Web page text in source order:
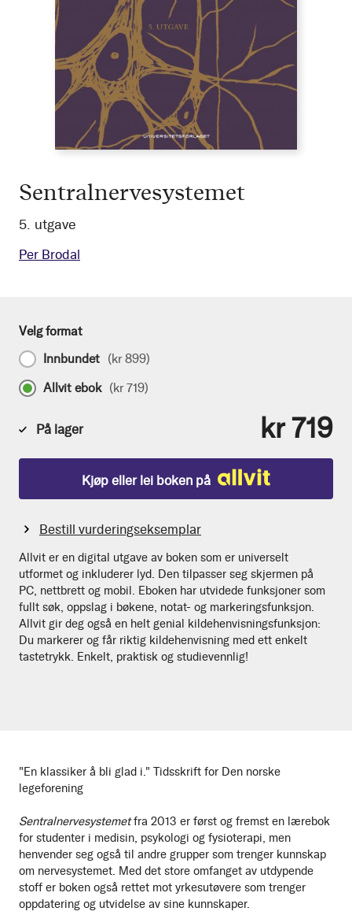
Sentralnervesystemet
5. utgave
Per Brodal
"En klassiker å bli glad i." Tidsskrift for Den norske
legeforening
Sentralnervesystemetfra 2013 er først og fremst en lærebok
for studenter i medisin, psykologi og fysioterapi, men
henvender seg også til andre grupper som trenger kunnskap
om nervesystemet. Med det store omfanget av utdypende
stoff er boken også rettet mot yrkesutøvere som trenger
oppdatering og utvidelse av sine kunnskaper.
Velg format
Innbundet (kr 899)
Allvit ebok (kr 719)
På lager kr 719
Kjøp eller lei boken på
Bestill vurderingseksemplar
Allvit er en digital utgave av boken som er universelt
utformet og inkluderer lyd. Den tilpasser seg skjermen på
PC, nettbrett og mobil. Eboken har utvidede funksjoner som
fullt søk, oppslag i bøkene, notat- og markeringsfunksjon.
Allvit gir deg også en helt genial kildehenvisningsfunksjon:
Du markerer og får riktig kildehenvisning med ett enkelt
tastetrykk. Enkelt, praktisk og studievennlig!